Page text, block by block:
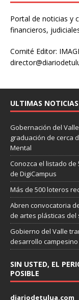
Portal de noticias y
financieros,
Comité Editor:
ULTIMAS NOTICIAS
Gobernación del
graduación de cerca
Mental
Conozca el listado
de DigiCampus
Más de 500 loteros
Abren convocatoria
de artes plásticas del
Gobierno del Valle
desarrollo campesino
SIN USTED, EL
POSIBLE
diariodetulua.com